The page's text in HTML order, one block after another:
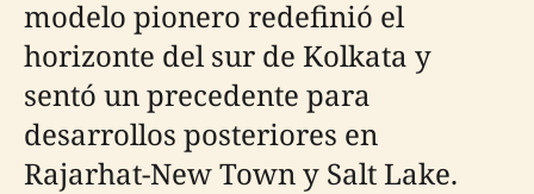
modelo pionero redefinió el
horizonte del sur de Kolkata y
sentó un precedente para
desarrollos posteriores en
Rajarhat-New Town y Salt Lake.